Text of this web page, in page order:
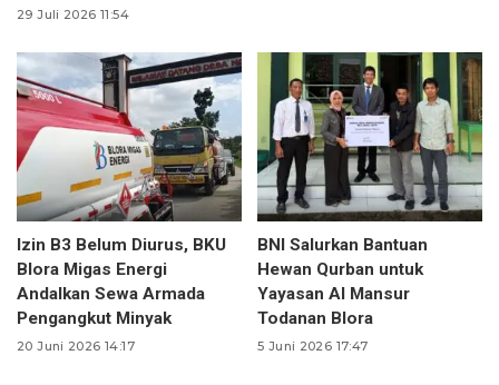
29 Juli 2026 11:54
Izin B3 Belum Diurus, BKU
Blora Migas Energi
Andalkan Sewa Armada
Pengangkut Minyak
20 Juni 2026 14:17
BNI Salurkan Bantuan
Hewan Qurban untuk
Yayasan Al Mansur
Todanan Blora
5 Juni 2026 17:47